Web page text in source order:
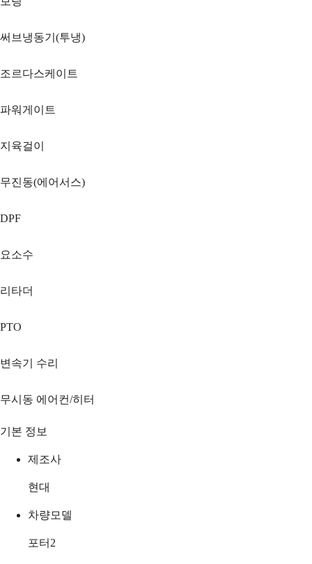
써브냉동기(투냉)
조르다스케이트
파워게이트
지육걸이
무진동(에어서스)
DPF
요소수
리타더
PTO
변속기 수리
무시동 에어컨/히터
기본 정보
제조사
현대
차량모델
포터2